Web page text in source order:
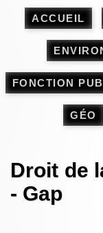
ACCUEIL
FONCTION
GÉO
Droit de
- Gap